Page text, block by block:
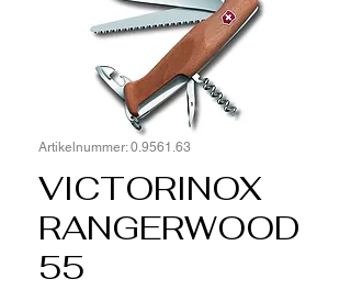
Artikelnummer: 0.9561.63
VICTORINOX
RANGERWOOD
55